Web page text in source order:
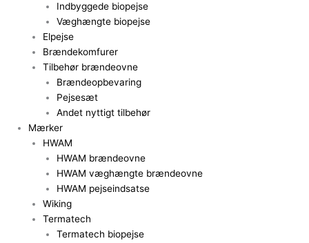
Indbyggede biopejse
Væghængte biopejse
Elpejse
Brændekomfurer
Tilbehør brændeovne
Brændeopbevaring
Pejsesæt
Andet nyttigt tilbehør
Mærker
HWAM
HWAM brændeovne
HWAM væghængte brændeovne
HWAM pejseindsatse
Wiking
Termatech
Termatech biopejse